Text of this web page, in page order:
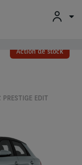
Action de stock
EDIT